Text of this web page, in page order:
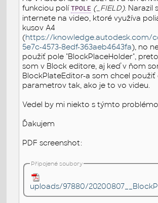
funkciou políTPOLE (_FIELD). Narazil
internete na video, ktoré využíva
kusov A4
(https://knowledge.autodesk.com/
5e7c-4573-8edf-363aeb4643fa), no
použiť pole "BlockPlaceHolder",
som v Block editore, aj keď v ňom
BlockPlateEditor-a som chcel použiť
parametrov tak, ako je to vo videu.
Vedel by mi niekto s týmto
Ďakujem
PDF screenshot:
Připojené soubory
uploads/97880/